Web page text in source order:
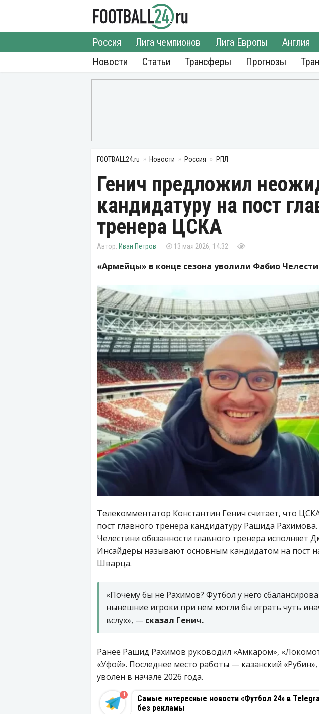
Новости
Россия Лига чемпионов Лига Европы Англия
Статьи
Трансферы Прогнозы
FOOTBALL24.ru Новости Россия РПЛ
Генич предложил
кандидатуру на пост
тренера ЦСКА
Иван Петров 13 мая 2026, 14:32
«Армейцы» в конце сезона уволили Фабио
Телекомментатор Константин Генич считает, что
пост главного тренера кандидатуру Рашида
Челестини обязанности главного тренера исполняет
Инсайдеры называют основным кандидатом на пост
Шварца.
«Почему бы не Рахимов? Футбол у него
нынешние игроки при нем могли бы играть чуть
вслух», — сказал Генич.
Ранее Рашид Рахимов руководил «Амкаром»,
«Уфой». Последнее место работы — казанский
уволен в начале 2026 года.
Самые интересные новости «Футбол 24» в
без рекламы
1